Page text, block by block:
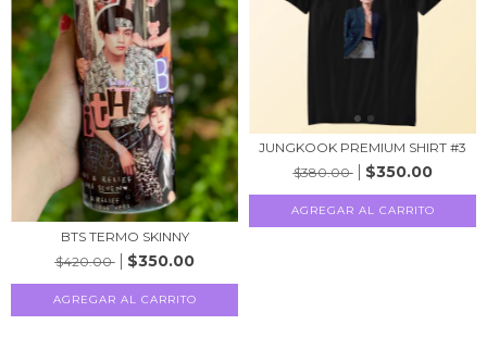
BTS TERMO SKINNY
$420.00
$350.00
AGREGAR AL CARRITO
JUNGKOOK PREMIUM SHIRT #3
$380.00
$350.00
AGREGAR AL CARRITO